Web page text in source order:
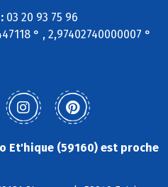
03 20 93 75 96
° , 2,97402740000007 °
Et'hique (59160) est proche